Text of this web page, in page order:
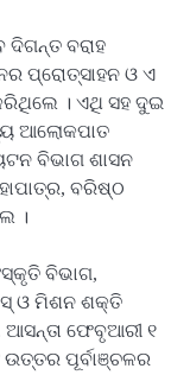
ଦିଗନ୍ତ ବରାହ
ପ୍ରୋତ୍ସାହନ ଓ ଏ
। ଏଥି ସହ ଦୁଇ
ଆଲୋକପାତ
ବିଭାଗ ଶାସନ
ବରିଷ୍ଠ
।
ବିଭାଗ,
ଓ ମିଶନ ଶକ୍ତି
ଫେବୃଆରୀ ୧
ଉତ୍ତର ପୂର୍ବାଞ୍ଚଳର